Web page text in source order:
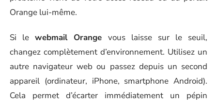
Orange lui-même.
Si lewebmail Orange vous laisse sur le seuil,
changez complètement d’environnement. Utilisez un
autre navigateur web ou passez depuis un second
appareil (ordinateur, iPhone, smartphone Android).
Cela permet d’écarter immédiatement un pépin